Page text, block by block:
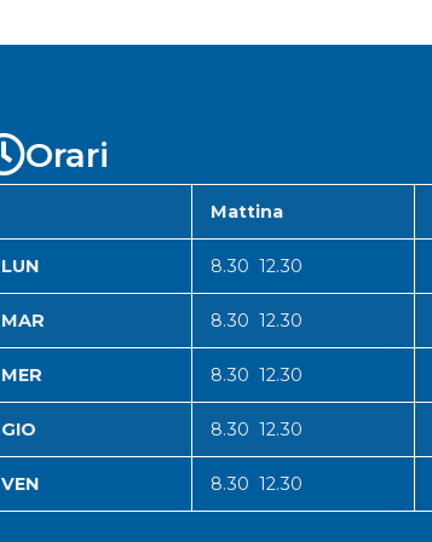
Orari
Mattina
LUN 8.30 12.30
MAR 8.30 12.30
MER 8.30 12.30
GIO 8.30 12.30
VEN 8.30 12.30